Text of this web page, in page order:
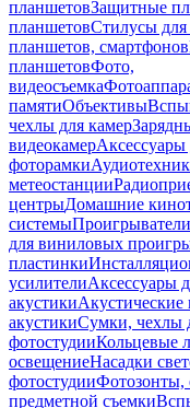
планшетовЗащитные
планшетовСтилусы
планшетов, смартфонов
планшетовФото,
видеосъемка
памятиОбъективы
чехлы для камер
видеокамерАксессуары
фоторамки
метеостанции
центрыДомашние
системы
для виниловых
пластинки
усилителиАксессуары
акустикиАкустические
акустикиСумки, чехлы
фотостудииКольцевые
освещениеНасадки
фотостудииФотозонты,
предметной съемки